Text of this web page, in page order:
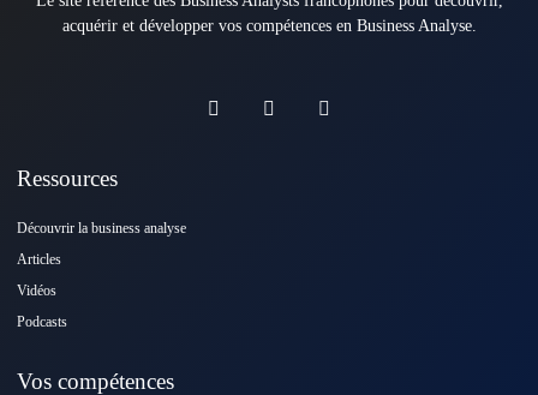
acquérir et développer vos compétences en Business Analyse.
Ressources
Découvrir la business analyse
Articles
Vidéos
Podcasts
Vos compétences